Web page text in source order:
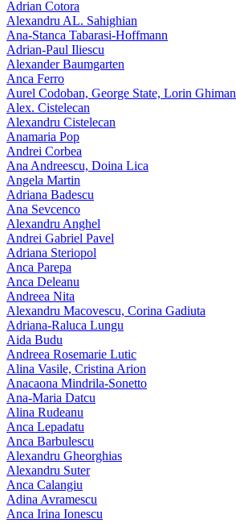
Adrian Cotora
Alexandru AL. Sahighian
Ana-Stanca Tabarasi-Hoffmann
Adrian-Paul Iliescu
Alexander Baumgarten
Anca Ferro
Aurel Codoban, George State, Lorin Ghiman
Alex. Cistelecan
Alexandru Cistelecan
Anamaria Pop
Andrei Corbea
Ana Andreescu, Doina Lica
Angela Martin
Adriana Badescu
Ana Sevcenco
Alexandru Anghel
Andrei Gabriel Pavel
Adriana Steriopol
Anca Parepa
Anca Deleanu
Andreea Nita
Alexandru Macovescu, Corina Gadiuta
Adriana-Raluca Lungu
Aida Budu
Andreea Rosemarie Lutic
Alina Vasile, Cristina Arion
Anacaona Mindrila-Sonetto
Ana-Maria Datcu
Alina Rudeanu
Anca Lepadatu
Anca Barbulescu
Alexandru Gheorghias
Alexandru Suter
Anca Calangiu
Adina Avramescu
Anca Irina Ionescu